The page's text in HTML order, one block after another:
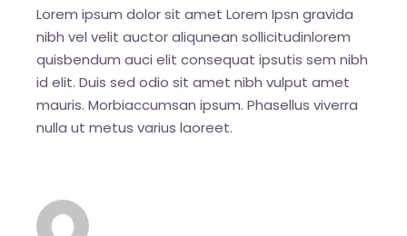
Lorem ipsum dolor sit amet Lorem Ipsn gravida
nibh vel velit auctor aliqunean sollicitudinlorem
quisbendum auci elit consequat ipsutis sem nibh
id elit. Duis sed odio sit amet nibh vulput amet
mauris. Morbiaccumsan ipsum. Phasellus viverra
nulla ut metus varius laoreet.